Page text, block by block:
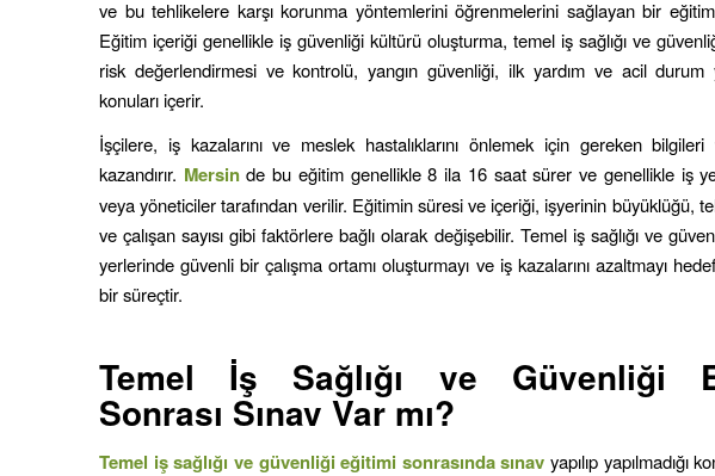
ve bu tehlikelere karşı korunma yöntemlerini öğrenmelerini sağlayan bir eğitim
Eğitim içeriği genellikle iş güvenliği kültürü oluşturma, temel iş sağlığı ve
risk değerlendirmesi ve kontrolü, yangın güvenliği, ilk yardım ve acil durum
konuları içerir.
İşçilere, iş kazalarını ve meslek hastalıklarını önlemek için gereken
kazandırır. Mersinde bu eğitim genellikle 8 ila 16 saat sürer ve genellikle iş
veya yöneticiler tarafından verilir. Eğitimin süresi ve içeriği, işyerinin büyüklüğü,
ve çalışan sayısı gibi faktörlere bağlı olarak değişebilir. Temel iş sağlığı ve
yerlerinde güvenli bir çalışma ortamı oluşturmayı ve iş kazalarını azaltmayı
bir süreçtir.
Temel İş Sağlığı ve Güvenliği
Sonrası Sınav Var mı?
Temel iş sağlığı ve güvenliği eğitimi sonrasında sınav yapılıp yapılmadığı